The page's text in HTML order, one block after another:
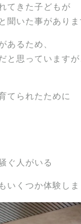
てきた子どもが
聞いた事があり
あるため、
と思っていますが
てられたために
ぐ人がいる
いくつか体験し